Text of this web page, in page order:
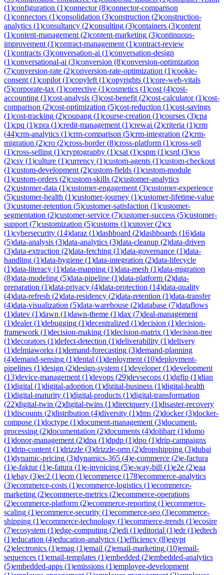
(1)configuration (1)connector(8)connector-comparison
(1)connectors (1)consolidation (3)construction (2)construction-
analytics (1)consultancy (2)consulting (3)containers (3)content
(1)content-management (2)content-marketing (3)continuous-
improvement (1)contract-management (1)contract-review
(1)contracts (3)conversation-ai (1)conversation-design
(1)conversational-ai (3)conversion (8)conversion-optimization
(7)conversion-rate (2)conversion-rate-optimization (1)cookie-
consent (1)copilot (1)copyleft (1)copyrights (1)core-web-vitals
(5)corporate-tax (1)corrective (1)cosmetics (1)cost (4)cost-
accounting (1)cost-analysis (3)cost-benefit (2)cost-calculator(1)cost-
comparison (2)cost-optimization (5)cost-reduction (1)cost-savings
(1)cost-tracking (2)coupang (1)course-creation (1)courses (3)cpa
(1)cpq (1)cpra (1)credit-management (1)crewai (2)criteria (1)crm
(44)crm-analytics (1)crm-comparison (5)crm-integration (2)crm-
migration (2)cro (2)cross-border(8)cross-platform (1)cross-sell
(1)cross-selling (1)cryptography (1)csat (1)cspm (1)csrd (3)css
(2)csv (1)culture (1)currency (1)custom-agents (1)custom-checkout
(1)custom-development (2)custom-fields (1)custom-module
(1)custom-orders (2)custom-skills (2)customer-analytics
(2)customer-data (1)customer-engagement (3)customer-experience
(5)customer-health (1)customer-journey (1)customer-lifetime-value
(3)customer-retention (5)customer-satisfaction (1)customer-
segmentation (2)customer-service (7)customer-success (5)customer-
support (7)customization (5)customs (1)cutover(2)cx
(1)cybersecurity (14)daraz (1)dashboard (2)dashboards (16)data
(5)data-analysis (3)data-analytics (3)data-cleanup (2)data-driven
(3)data-extraction (2)data-fetching (1)data-governance (1)data-
handling (1)data-hygiene (1)data-integration (2)data-lifecycle
(1)data-literacy (1)data-mapping (1)data-mesh (1)data-migration
(8)data-modeling (5)data-pipeline (1)data-platform (2)data-
preparation (1)data-privacy (4)data-protection (14)data-quality
(4)data-refresh (2)data-residency (2)data-retention (1)data-transfer
(4)data-visualization (5)data-warehouse (2)database (7)dataflows
(1)datev (1)dawn (1)dawn-theme (1)dax (7)deal-management
(1)dealer(1)debugging (1)decentralized (1)decision (1)decision-
framework (1)decision-making (1)decision-matrix (1)decision-tree
(1)decorators (1)defect-detection (1)deliverability (1)delivery
(1)delmiaworks (1)demand-forecasting (3)demand-planning
(4)demand-sensing (1)dental (1)deployment (10)deployment-
pipelines (1)design (2)design-system (1)developer(1)development
(13)device-management (1)devops (29)devsecops (1)dgfip (1)dian
(1)digital (1)digital-adoption (1)digital-business (1)digital-health
(1)digital-maturity (1)digital-products (1)digital-transformation
(22)digital-twin (2)digital-twins (1)directquery (1)disaster-recovery
(1)discounts (2)distribution (4)diversity (1)dms (2)docker(3)docker-
compose (1)doctype (1)document-management (3)document-
processing (2)documentation (2)documents (4)dolibarr(1)domo
(1)donor-management (2)dpa (1)dpdp (1)dpo (1)drip-campaigns
(1)drip-content (1)drizzle (3)drizzle-orm (2)dropshipping (3)dubai
(1)dynamic-pricing (3)dynamics-365 (4)e-commerce (2)e-factura
(1)e-faktur(1)e-fatura (1)e-invoicing (5)e-way-bill (1)e2e (2)eaa
(1)ebay (3)ec2 (1)ecm (1)ecommerce (178)ecommerce-analytics
(3)ecommerce-costs (1)ecommerce-logistics (1)ecommerce-
marketing (2)ecommerce-metrics (2)ecommerce-operations
(2)ecommerce-platform (2)ecommerce-reporting (1)ecommerce-
scaling (1)ecommerce-security (1)ecommerce-seo (3)ecommerce-
shipping (1)ecommerce-technology (1)ecommerce-trends (1)ecosire
(7)ecosystem (1)edge-computing (2)edi (1)editorial (1)edr(1)edtech
(1)education (4)education-analytics (1)efficiency (8)egypt
(2)electronics (1)emag (1)email (2)email-marketing (10)email-
sequences (1)email-templates (1)embedded (2)embedded-analytics
(5)embedded-apps (1)emissions (1)employee-development